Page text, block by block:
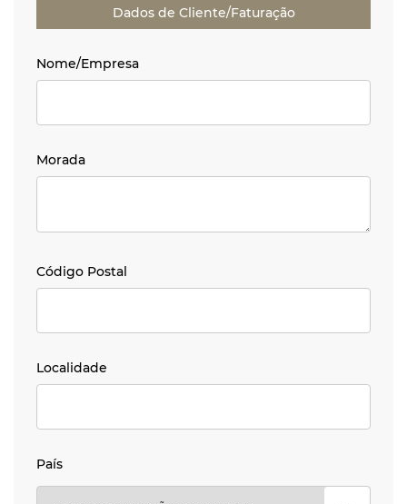
Dados de Cliente/Faturação
Nome/Empresa
Nome/Empresa
Morada
Morada
Código Postal
Código Postal
Localidade
Localidade
País
País